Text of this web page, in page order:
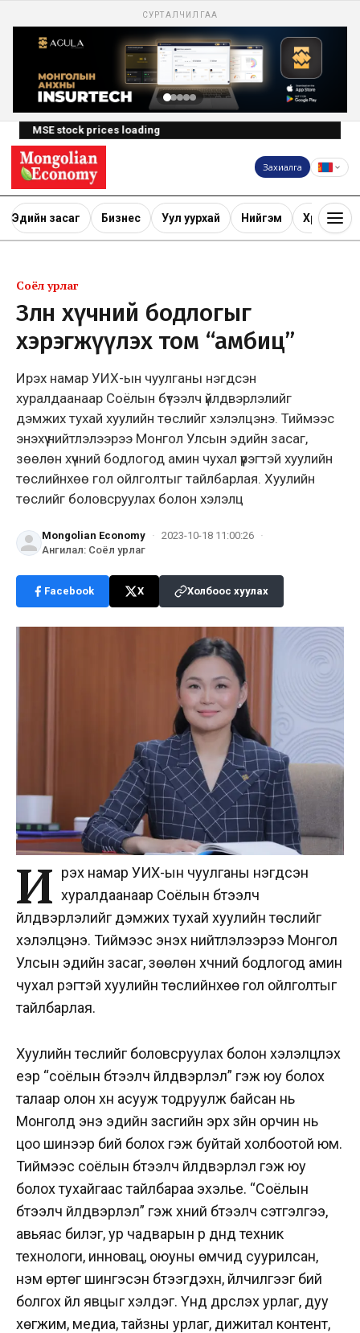
СУРТАЛЧИЛГАА
MSE stock prices loading
Захиалга
Эдийн засаг Бизнес Уул уурхай Нийгэм Хөрөнгө
Соёл урлаг
Зөөлөн хүчний бодлогыг
хэрэгжүүлэх том “амбиц”
Ирэх намар УИХ-ын чуулганы нэгдсэн
хуралдаанаар Соёлын бүтээлч үйлдвэрлэлийг
дэмжих тухай хуулийн төслийг хэлэлцэнэ. Тиймээс
энэхүү нийтлэлээрээ Монгол Улсын эдийн засаг,
зөөлөн хүчний бодлогод амин чухал үүрэгтэй хуулийн
төслийнхөө гол ойлголтыг тайлбарлая. Хуулийн
төслийг боловсруулах болон хэлэлц
Mongolian Economy · 2023-10-18 11:00:26 ·
Ангилал: Соёл урлаг
Facebook X Холбоос хуулах
И рэх намар УИХ-ын чуулганы нэгдсэн
хуралдаанаар Соёлын бүтээлч
үйлдвэрлэлийг дэмжих тухай хуулийн төслийг
хэлэлцэнэ. Тиймээс энэхүү нийтлэлээрээ Монгол
Улсын эдийн засаг, зөөлөн хүчний бодлогод амин
чухал үүрэгтэй хуулийн төслийнхөө гол ойлголтыг
тайлбарлая.
Хуулийн төслийг боловсруулах болон хэлэлцүүлэх
үеэр “соёлын бүтээлч үйлдвэрлэл” гэж юу болох
талаар олон хүн асууж тодруулж байсан нь
Монголд энэ эдийн засгийн эрх зүйн орчин нь
цоо шинээр бий болох гэж буйтай холбоотой юм.
Тиймээс соёлын бүтээлч үйлдвэрлэл гэж юу
болох тухайгаас тайлбараа эхэлье. “Соёлын
бүтээлч үйлдвэрлэл” гэж хүний бүтээлч сэтгэлгээ,
авьяас билэг, ур чадварын үр дүнд техник
технологи, инновац, оюуны өмчид суурилсан,
нэмүү өртөг шингэсэн бүтээгдэхүүн, үйлчилгээг бий
болгох үйл явцыг хэлдэг. Үүнд дүрслэх урлаг, дуу
хөгжим, медиа, тайзны урлаг, дижитал контент,